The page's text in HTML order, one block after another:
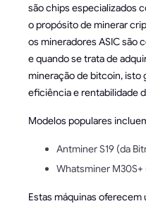
são chips especializados
o propósito de minerar
os mineradores ASIC são
e quando se trata de
mineração de bitcoin, isto
eficiência e rentabilidade
Modelos populares
Antminer S19 (da
Whatsminer M30S+
Estas máquinas